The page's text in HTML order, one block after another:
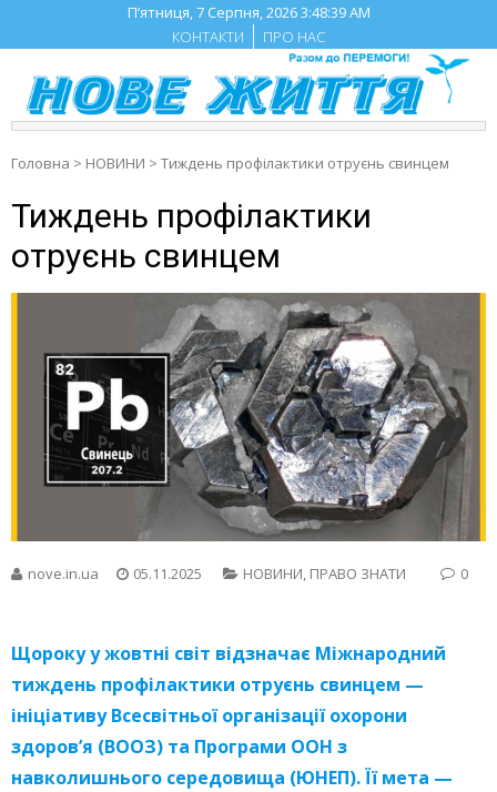
content
П’ятниця, 7 Серпня, 20263:48:40 AM
КОНТАКТИ
ПРО НАС
Головна > НОВИНИ > Тиждень профілактики отруєнь свинцем
Тиждень профілактики
отруєнь свинцем
nove.in.ua 05.11.2025 НОВИНИ, ПРАВО ЗНАТИ 0
Щороку у жовтні світ відзначає Міжнародний
тиждень профілактики отруєнь свинцем —
ініціативу Всесвітньої організації охорони
здоров’я (ВООЗ) та Програми ООН з
навколишнього середовища (ЮНЕП). Її мета —